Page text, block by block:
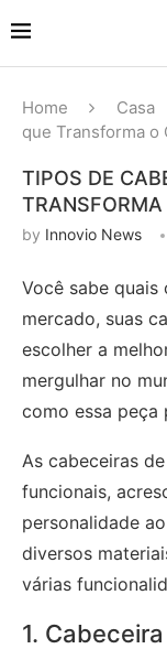
Home Casa
que Transforma o
TIPOS DE
by Innovio News
Você sabe
mercado, suas
escolher a
mergulhar no
como essa peça
As cabeceiras
funcionais,
personalidade
diversos
várias
1.